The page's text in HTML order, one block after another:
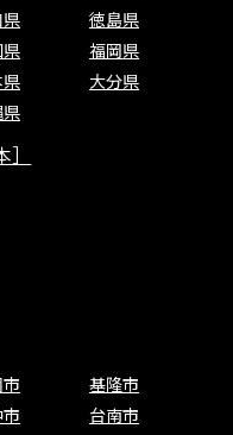
県
徳島県
県
福岡県
県
大分県
県
基隆市
台南市